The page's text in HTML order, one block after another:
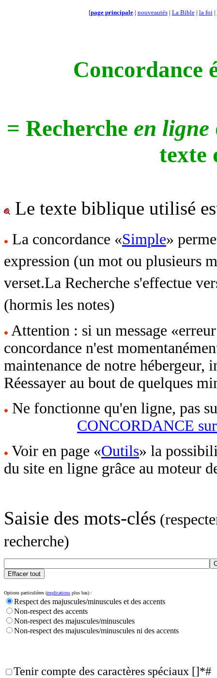
[page principale| nouveautés| La Bible| la foi|
Concordance
= Recherche en ligne
texte
Le texte biblique utilisé
La concordance «Simple»
expression (un mot ou plusieurs
verset.La Recherche s'effectue
(hormis les notes)
Attention : si un message
concordance n'est
maintenance de notre hébergeur,
Réessayer au bout de quelques
Ne fonctionne qu'en ligne, pas
CONCORDANCE
Voir en page «Outils» la
du site en ligne grâce au moteur
Saisie des mots-clés
recherche)
Options particulières (explications plus bas) :
Respect des majuscules/minuscules et des accents
Non-respect des accents
Non-respect des majuscules/minuscules
Non-respect des majuscules/minuscules ni des accents
Tenir compte des caractères spéciaux []*#